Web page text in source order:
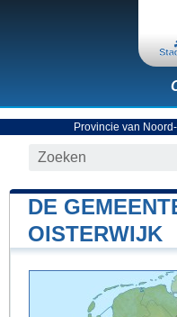
Provincie van
DE
OISTERWIJK